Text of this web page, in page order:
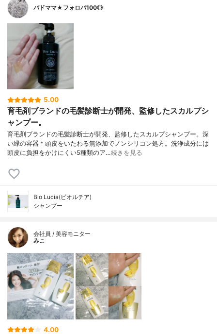
バドママ★フォロバ100◎
5.00
育毛剤ブランドの毛髪診断士が開発、監修したスカルプシ
ャンプー。
育毛剤ブランドの毛髪診断士が開発、監修したスカルプシャンプー。深
い緑の容器＊頭皮をいたわる無添加でノンシリコン処方。洗浄成分には
頭皮に負担をかけにくい5種類のア…続きを見る
Bio Lucia(ビオルチア)
シャンプー
会社員 / 美容モニター
みこ
4.00